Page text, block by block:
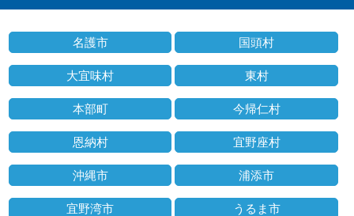
名護市 国頭村
大宜味村 東村
本部町 今帰仁村
恩納村 宜野座村
沖縄市 浦添市
宜野湾市 うるま市